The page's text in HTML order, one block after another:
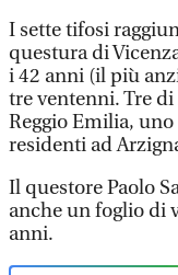
I sette tifosi
questura di
i 42 anni (il più
tre ventenni. Tre
Reggio Emilia,
residenti ad
Il questore Paolo
anche un foglio di
anni.